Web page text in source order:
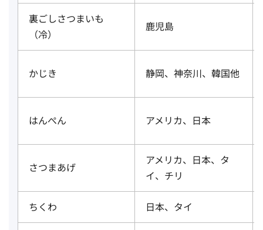
裏ごしさつまいも
（冷）
鹿児島
かじき 静岡、神奈川、韓国他
はんぺん アメリカ、日本
さつまあげ
アメリカ、日本、タ
イ、チリ
ちくわ 日本、タイ